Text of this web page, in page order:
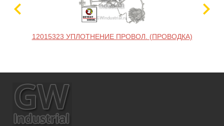
12015323 УПЛОТНЕНИЕ ПРОВОЛ. (ПРОВОДКА)